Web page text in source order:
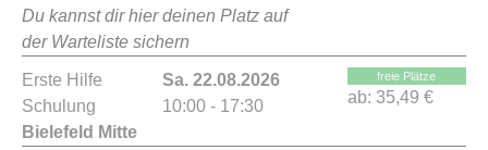
Du kannst dir hier deinen Platz auf
der Warteliste sichern
Erste Hilfe
Schulung
Bielefeld Mitte
Sa. 22.08.2026
10:00 - 17:30
freie Plätze
ab: 35,49 €